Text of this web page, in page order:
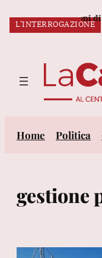
ULTIM’ORA:
sulle importazioni di
Home Politica
gestione
L’INTERROGAZIONE